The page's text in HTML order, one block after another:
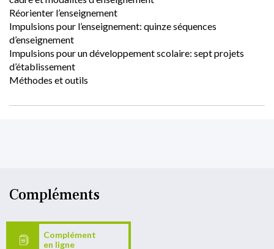
Réorienter l’enseignement
Impulsions pour l’enseignement: quinze séquences
d’enseignement
Impulsions pour un développement scolaire: sept projets
d’établissement
Méthodes et outils
Compléments
Complément
en ligne